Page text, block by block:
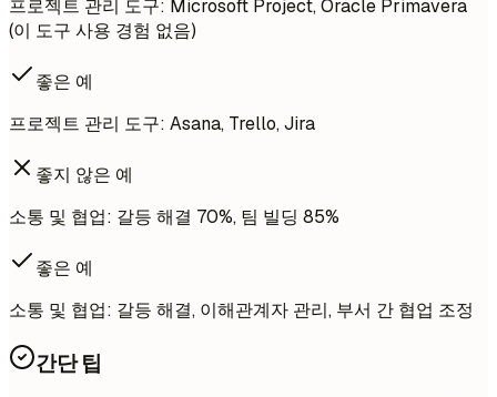
프로젝트 관리 도구: Microsoft Project, Oracle Primavera
(이 도구 사용 경험 없음)
좋은 예
프로젝트 관리 도구: Asana, Trello, Jira
좋지 않은 예
소통 및 협업: 갈등 해결 70%, 팀 빌딩 85%
좋은 예
소통 및 협업: 갈등 해결, 이해관계자 관리, 부서 간 협업 조정
간단 팁